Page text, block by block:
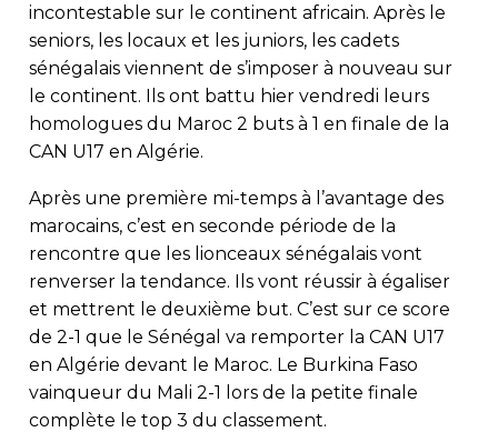
incontestable sur le continent africain. Après le
seniors, les locaux et les juniors, les cadets
sénégalais viennent de s’imposer à nouveau sur
le continent. Ils ont battu hier vendredi leurs
homologues du Maroc 2 buts à 1 en finale de la
CAN U17 en Algérie.
Après une première mi-temps à l’avantage des
marocains, c’est en seconde période de la
rencontre que les lionceaux sénégalais vont
renverser la tendance. Ils vont réussir à égaliser
et mettrent le deuxième but. C’est sur ce score
de 2-1 que le Sénégal va remporter la CAN U17
en Algérie devant le Maroc. Le Burkina Faso
vainqueur du Mali 2-1 lors de la petite finale
complète le top 3 du classement.